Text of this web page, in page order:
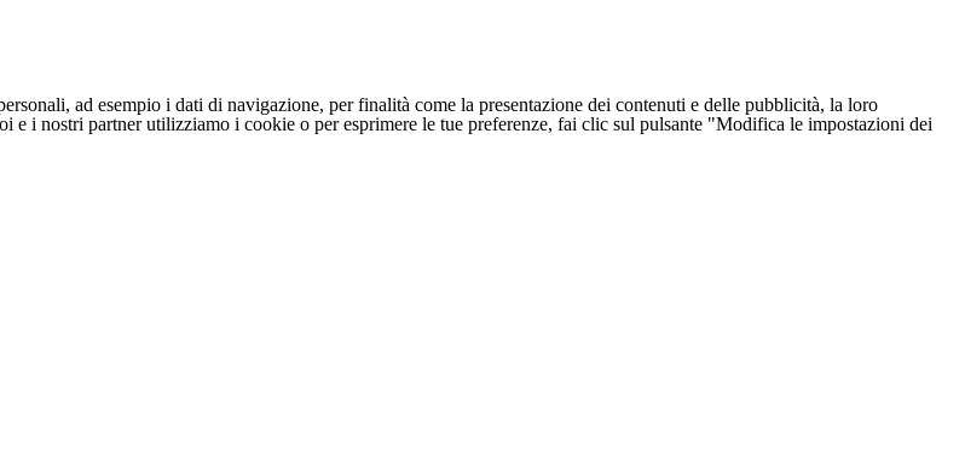
ad esempio i dati di navigazione, per finalità come la presentazione dei contenuti e delle pubblicità, la loro
e i nostri partner utilizziamo i cookie o per esprimere le tue preferenze, fai clic sul pulsante "Modifica le impostazioni dei